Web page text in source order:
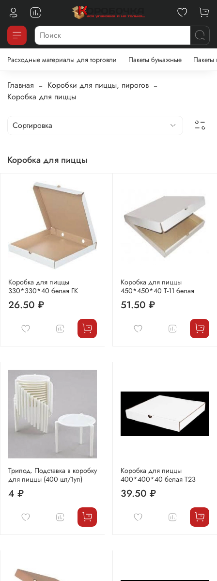
Расходные материалы для торговли Пакеты бумажные Пакеты
Главная
Коробки для пиццы, пирогов
Коробка для пиццы
Коробка для пиццы
Коробка для пиццы
330*330*40 белая ГК
26.50 ₽
Коробка для пиццы
450*450*40 Т-11 белая
51.50 ₽
Трипод. Подставка в коробку
для пиццы (400 шт/1уп)
4 ₽
Коробка для пиццы
400*400*40 белая Т23
39.50 ₽